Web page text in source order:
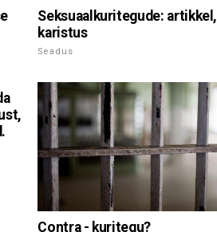
Seksuaalkuritegude: artikkel,
karistus
Seadus
Contra - kuritegu?